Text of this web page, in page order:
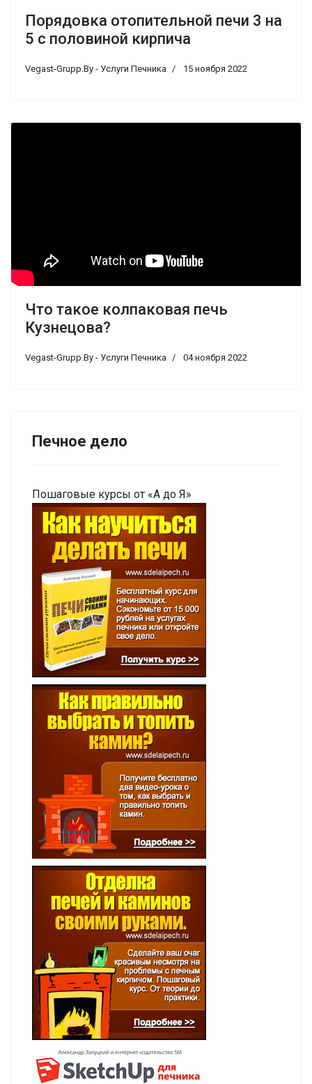
Порядовка отопительной печи 3 на
5 с половиной кирпича
Vegast-Grupp.By - Услуги Печника 15 ноября 2022
Что такое колпаковая печь
Кузнецова?
Vegast-Grupp.By - Услуги Печника 04 ноября 2022
Печное дело
Пошаговые курсы от «А до Я»